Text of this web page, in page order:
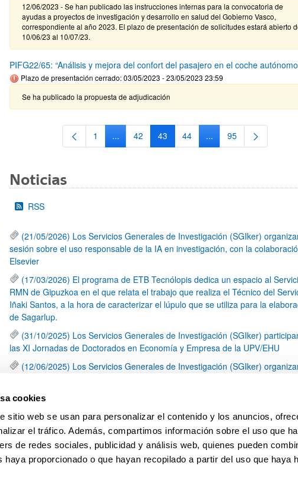
cookies
sitio web se usan para personalizar el contenido y los anuncios,
el tráfico. Además, compartimos información sobre el uso que
de redes sociales, publicidad y análisis web, quienes pueden
haya proporcionado o que hayan recopilado a partir del uso que haya
12/06/2023 - Se han publicado las instrucciones internas para la convocatoria de
ayudas a proyectos de investigación y desarrollo en salud del Gobierno Vasco,
correspondiente al año 2023. El plazo de presentación de solicitudes estará abierto
10/06/23 al 10/07/23.
PIFG22/65: “Análisis y mejora del confort del pasajero en el coche
Plazo de presentación cerrado: 03/05/2023 - 23/05/2023 23:59
Se ha publicado la propuesta de adjudicación
Página
1 ...Páginas intermedias Use TAB para desplazarse.
Página
42 Página
43 Página
44 ...Páginas intermedias
Página
95
Noticias
RSS
(21/05/2026) Los Servicios Generales de Investigación (SGIker)
sesión sobre el uso responsable de la IA en investigación, con la
Elsevier
(17/03/2026) El programa de ETB Tecnólopis dedica un espacio al
RMN de Gipuzkoa en el que relata el trabajo que realiza el Técnico del
Iñaki Santos, a la hora de caracterizar el lúpulo que se utiliza para la
de Sagarlup.
(31/10/2025) Los Servicios Generales de Investigación (SGIker)
las XI Jornadas de Doctorados en Economía y Empresa de la UPV/EHU
(12/06/2025) Los Servicios Generales de Investigación (SGIker)
una caracterización química de dos variedades de lúpulo silvestre
Página
1 Página
2 Página
3 ...
Páginas intermedias Use TAB
Página
79